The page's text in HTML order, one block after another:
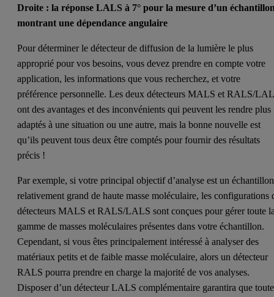
Droite : la réponse LALS à 7° pour la mesure d’un
montrant une dépendance angulaire
Pour déterminer le détecteur de diffusion de la lumière le plus
approprié pour vos besoins, vous devez prendre en compte votre
application, les informations que vous recherchez, et votre
préférence personnelle. Les deux détecteurs MALS et RALS/
ont des avantages et des inconvénients qui peuvent les rendre plus
adaptés à une situation ou une autre, mais la bonne nouvelle est
qu’ils peuvent tous deux être comptés pour fournir des résultats
précis !
Par exemple, si votre principal objectif d’analyse est un échantillon
relativement grand de haute masse moléculaire, les configurations
détecteurs MALS et RALS/LALS sont conçues pour gérer toute
gamme de masses moléculaires présentes dans votre échantillon.
Cependant, si vous êtes principalement intéressé à analyser des
matériaux petits et de faible masse moléculaire, alors un détecteur
RALS pourra prendre en charge la majorité de vos analyses.
Disposer d’un détecteur LALS complémentaire garantira que